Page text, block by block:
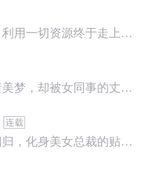
一个农村小人物，长袖善舞，利用一切资源终于走上人生巅峰
秦书凯抱着女同事的腰真做着美梦，却被女同事的丈夫发现，解释说是正常工作......被打击报复，得到漂亮女邻居的帮助，从此不断高升……
为了男人的承诺，萧晨强势回归，化身美女总裁的贴身保镖，横扫八方之敌，谱写王者传奇！